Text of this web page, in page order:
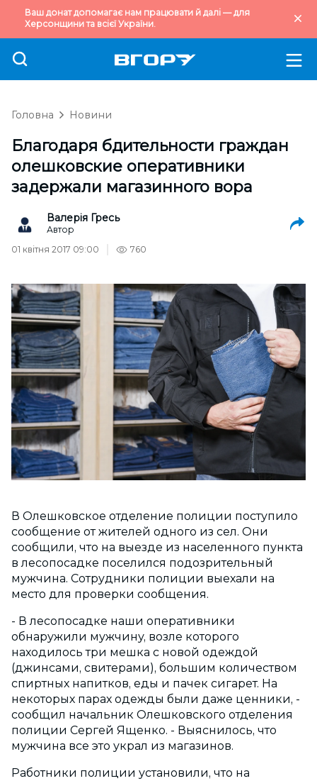
Ваш донат допомагає нам працювати й далі — для
Херсонщини та всієї України.
Головна Новини
Благодаря бдительности граждан
олешковские оперативники
задержали магазинного вора
Валерія Гресь
Автор
01 квітня 2017 09:00
760
В Олешковское отделение полиции поступило
сообщение от жителей одного из сел. Они
сообщили, что на выезде из населенного пункта
в лесопосадке поселился подозрительный
мужчина. Сотрудники полиции выехали на
место для проверки сообщения.
- В лесопосадке наши оперативники
обнаружили мужчину, возле которого
находилось три мешка с новой одеждой
(джинсами, свитерами), большим количеством
спиртных напитков, еды и пачек сигарет. На
некоторых парах одежды были даже ценники, -
сообщил начальник Олешковского отделения
полиции Сергей Ященко. - Выяснилось, что
мужчина все это украл из магазинов.
Работники полиции установили, что на